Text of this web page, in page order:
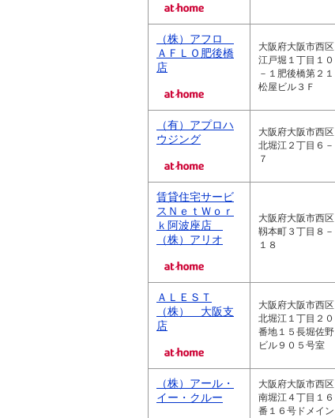
（株）アフロ
ＡＦＬＯ肥後橋
店
大阪府大阪市西区
江戸堀１丁目１０
－１肥後橋第２１
松屋ビル３Ｆ
（有）アプロハ
ウジング
大阪府大阪市西区
北堀江２丁目６－
７
賃貸住宅サービ
スＮｅｔＷｏｒ
ｋ阿波座店
（株）アリオ
大阪府大阪市西区
靱本町３丁目８－
１８
ＡＬＥＳＴ
（株） 大阪支
店
大阪府大阪市西区
北堀江１丁目２０
番地１５長堀佐野
ビル９０５号室
（株）アール・
イー・クルー
大阪府大阪市西区
南堀江４丁目１６
番１６号ドメイン